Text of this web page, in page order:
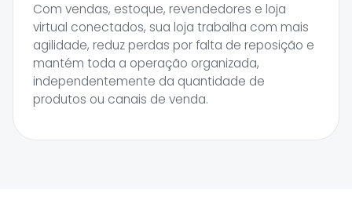
Com vendas, estoque, revendedores e loja
virtual conectados, sua loja trabalha com mais
agilidade, reduz perdas por falta de reposição e
mantém toda a operação organizada,
independentemente da quantidade de
produtos ou canais de venda.